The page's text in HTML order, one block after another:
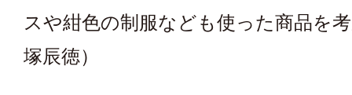
スや紺色の制服なども使った商品を
塚辰徳）